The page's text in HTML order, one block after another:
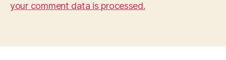
your comment data is processed.